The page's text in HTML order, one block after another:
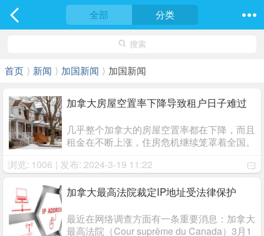
社区 最新发表
搜索
全部 分类
首页 ⟩ 新闻 ⟩ 加国新闻 ⟩ 加国新闻
加拿大房屋空置率下降导致租户日子难过
几乎整个加拿大的房屋空置率都在下降，而且
租金在不断上涨，住房危机继续笼罩着全国。
3%左右。但是从加拿大的东海岸到西海岸，
浏览: 1006 | 发布: 2024-3-19 11:22
加拿大最高法院裁定IP地址受法律保护
最近在网络调查方面有一条重要消息：加拿大
最高法院（Cour suprême du Canada）3月1